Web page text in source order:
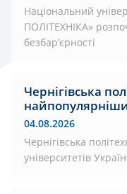
Національний
ПОЛІТЕХНІКА»
безбар’єрності
Чернігівська
04.08.2026
Чернігівська
університетів